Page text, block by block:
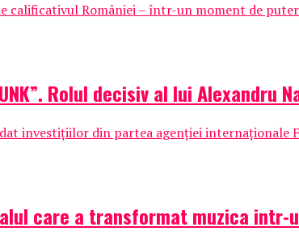
calificativul României – într-un moment de
Rolul decisiv al lui
investițiilor din partea agenției internaționale
care a transformat muzica